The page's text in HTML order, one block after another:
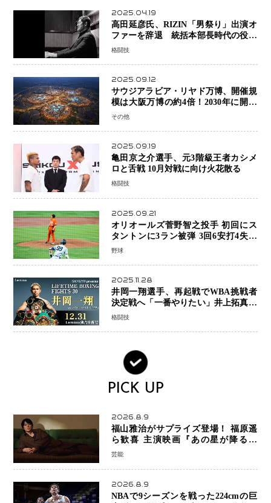
2025.04.19
高田延彦氏、RIZIN「男祭り」出演オ
ファーを辞退 統括本部長時代の役目
「すでに終えています」と明言
格闘技
2025.09.12
サウジアラビア・リヤド万博、開催規
模は大阪万博の約4倍！2030年に開幕
予定
その他
2025.09.19
亀田京之介選手、元3階級王者カシメ
格闘技
2025.09.21
オリオールズ菅野智之投手 初回にス
タントンに3ラン被弾 3回6安打4失点
で降板
野球
2025.11.28
井岡一翔選手、再起戦でWBA挑戦者
決定戦へ「一番やりたい」井上拓真選
手との戦いも視野に
格闘技
PICK UP
2026.8.9
福山雅治がサプライズ登場！ 福原遥
ら歓喜 主演映画『あの星が降る丘
で、君とまた出会いたい。』舞台あい
芸能
2026.8.9
NBAで9シーズンを戦った224cmの巨